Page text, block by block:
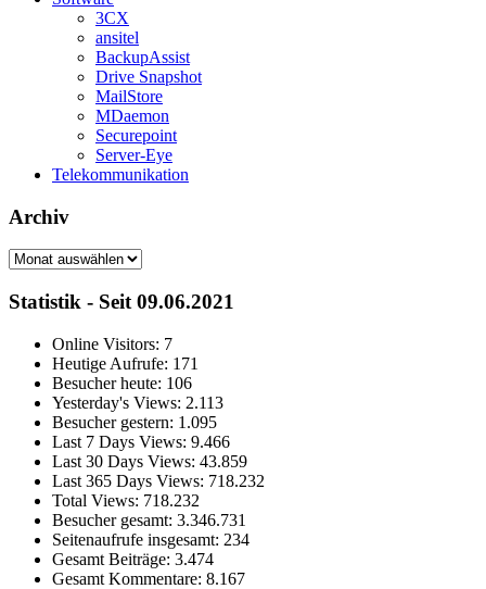
3CX
ansitel
BackupAssist
Drive Snapshot
MailStore
MDaemon
Securepoint
Server-Eye
Telekommunikation
Archiv
Archiv
Statistik - Seit 09.06.2021
Online Visitors: 7
Heutige Aufrufe: 171
Besucher heute: 106
Yesterday's Views: 2.113
Besucher gestern: 1.095
Last 7 Days Views: 9.466
Last 30 Days Views: 43.859
Last 365 Days Views: 718.232
Total Views: 718.232
Besucher gesamt: 3.346.731
Seitenaufrufe insgesamt: 234
Gesamt Beiträge: 3.474
Gesamt Kommentare: 8.167